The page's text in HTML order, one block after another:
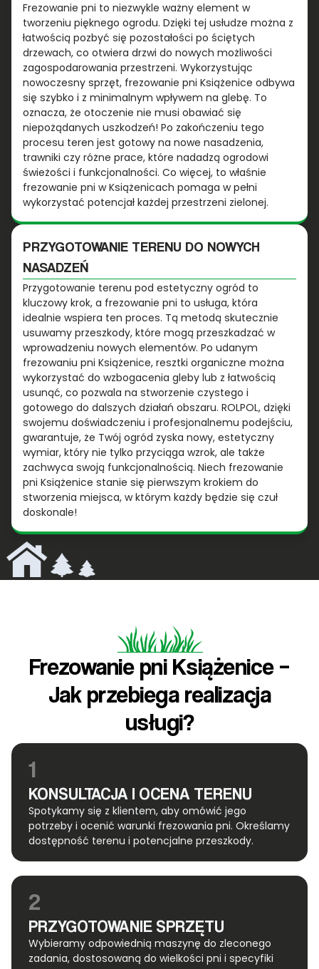
Frezowanie pni to niezwykle ważny element w
tworzeniu pięknego ogrodu. Dzięki tej usłudze można z
łatwością pozbyć się pozostałości po ściętych
drzewach, co otwiera drzwi do nowych możliwości
zagospodarowania przestrzeni. Wykorzystując
nowoczesny sprzęt, frezowanie pni Książenice odbywa
się szybko i z minimalnym wpływem na glebę. To
oznacza, że otoczenie nie musi obawiać się
niepożądanych uszkodzeń! Po zakończeniu tego
procesu teren jest gotowy na nowe nasadzenia,
trawniki czy różne prace, które nadadzą ogrodowi
świeżości i funkcjonalności. Co więcej, to właśnie
frezowanie pni w Książenicach pomaga w pełni
wykorzystać potencjał każdej przestrzeni zielonej.
PRZYGOTOWANIE TERENU DO NOWYCH
NASADZEŃ
Przygotowanie terenu pod estetyczny ogród to
kluczowy krok, a frezowanie pni to usługa, która
idealnie wspiera ten proces. Tą metodą skutecznie
usuwamy przeszkody, które mogą przeszkadzać w
wprowadzeniu nowych elementów. Po udanym
frezowaniu pni Książenice, resztki organiczne można
wykorzystać do wzbogacenia gleby lub z łatwością
usunąć, co pozwala na stworzenie czystego i
gotowego do dalszych działań obszaru. ROLPOL, dzięki
swojemu doświadczeniu i profesjonalnemu podejściu,
gwarantuje, że Twój ogród zyska nowy, estetyczny
wymiar, który nie tylko przyciąga wzrok, ale także
zachwyca swoją funkcjonalnością. Niech frezowanie
pni Książenice stanie się pierwszym krokiem do
stworzenia miejsca, w którym każdy będzie się czuł
doskonale!
Frezowanie pni Książenice –
Jak przebiega realizacja
usługi?
1
KONSULTACJA I OCENA TERENU
Spotykamy się z klientem, aby omówić jego
potrzeby i ocenić warunki frezowania pni. Określamy
dostępność terenu i potencjalne przeszkody.
2
PRZYGOTOWANIE SPRZĘTU
Wybieramy odpowiednią maszynę do zleconego
zadania, dostosowaną do wielkości pni i specyfiki